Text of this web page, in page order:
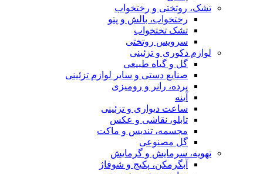
تشک، روتختی و رختخواب
رختخواب، بالش و پتو
تشک تختخواب
سرویس روتختی
لوازم دکوری و تزئینی
گل و گیاه طبیعی
صنایع دستی و سایر لوازم تزئینی
پرده، رانر و رومیزی
آینه
ساعت دیواری و تزئینی
تابلو، نقاشی و عکس
مجسمه، تندیس و ماکت
گل مصنوعی
تهویه، سرمایش و گرمایش
آبگرمکن، پکیج و شوفاژ